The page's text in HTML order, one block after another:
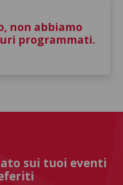
non abbiamo
programmati.
sui tuoi eventi